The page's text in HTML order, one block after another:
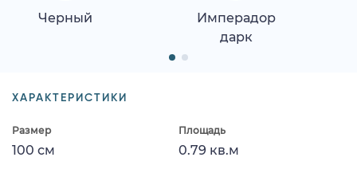
Черный
Имперадор
дарк
ХАРАКТЕРИСТИКИ
Размер
100 см
Площадь
0.79 кв.м